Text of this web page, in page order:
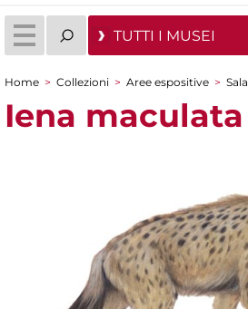
TUTTI I MUSEI
Tu sei qui
Home > Collezioni > Aree espositive >
Iena maculata